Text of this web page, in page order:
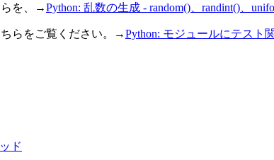
らを、→Python: 乱数の生成 - random()、randint()、
らをご覧ください。→Python: モジュールにテスト
ド